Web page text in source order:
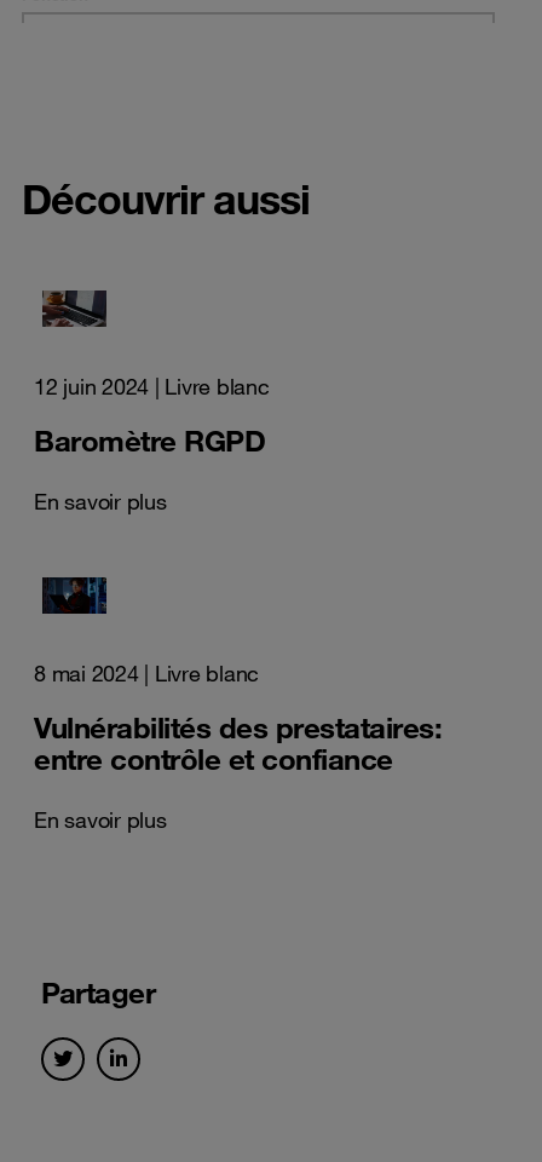
Partager
Découvrir aussi
12 juin 2024 | Livre blanc
Baromètre RGPD
En savoir plus
8 mai 2024| Livre blanc
Vulnérabilités des prestataires:
entre contrôle et confiance
En savoir plus